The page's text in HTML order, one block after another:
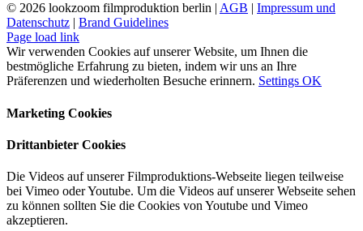
© 2026 lookzoom filmproduktion berlin | AGB | Impressum und
Datenschutz | Brand Guidelines
Facebook
Vimeo
YouTube
Instagram
Page load link
Wir verwenden Cookies auf unserer Website, um Ihnen die
bestmögliche Erfahrung zu bieten, indem wir uns an Ihre
Präferenzen und wiederholten Besuche erinnern. Settings OK
Marketing Cookies
Drittanbieter Cookies
Die Videos auf unserer Filmproduktions-Webseite liegen teilweise
bei Vimeo oder Youtube. Um die Videos auf unserer Webseite sehen
zu können sollten Sie die Cookies von Youtube und Vimeo
akzeptieren.